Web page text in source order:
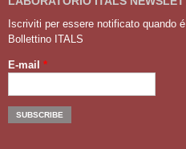
Iscriviti per essere notificato quando
Bollettino ITALS
E-mail *